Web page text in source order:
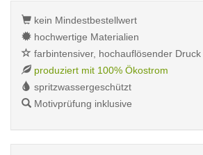
kein Mindestbestellwert
hochwertige Materialien
farbintensiver, hochauflösender Druck
produziert mit 100% Ökostrom
spritzwassergeschützt
Motivprüfung inklusive